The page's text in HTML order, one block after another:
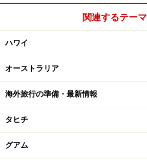
関連するテーマ
ハワイ
オーストラリア
海外旅行の準備・最新情報
タヒチ
グアム